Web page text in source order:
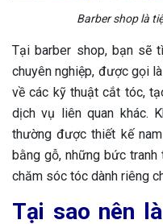
Barber shop là
Tại barber shop, bạn sẽ
chuyên nghiệp, được gọi
về các kỹ thuật cắt tóc,
dịch vụ liên quan khác.
thường được thiết kế
bằng gỗ, những bức
chăm sóc tóc dành riêng
Tại sao nên